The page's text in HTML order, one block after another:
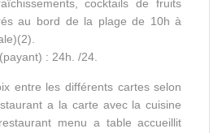
cocktails de fruits
au bord de la plage de 10h à
: 24h. /24.
entre les différents cartes selon
a la carte avec la cuisine
menu a table accueillit